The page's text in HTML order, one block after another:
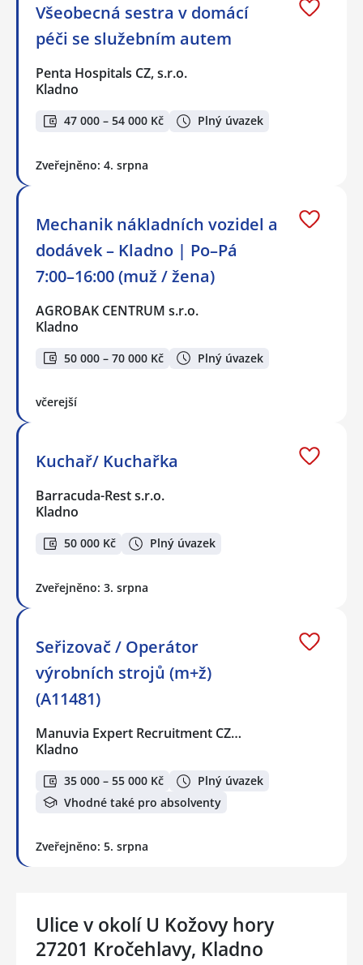
Všeobecná sestra v domácí
péči se služebním autem
Penta Hospitals CZ, s.r.o.
Kladno
47 000 – 54 000 Kč Plný úvazek
Zveřejněno: 4. srpna
Mechanik nákladních vozidel a
dodávek – Kladno | Po–Pá
7:00–16:00 (muž / žena)
AGROBAK CENTRUM s.r.o.
Kladno
50 000 – 70 000 Kč Plný úvazek
včerejší
Kuchař/ Kuchařka
Barracuda-Rest s.r.o.
Kladno
50 000 Kč Plný úvazek
Zveřejněno: 3. srpna
Seřizovač / Operátor
výrobních strojů (m+ž)
(A11481)
Manuvia Expert Recruitment CZ…
Kladno
35 000 – 55 000 Kč
Plný úvazek
Vhodné také pro absolventy
Zveřejněno: 5. srpna
Ulice v okolí U Kožovy hory
27201 Kročehlavy, Kladno